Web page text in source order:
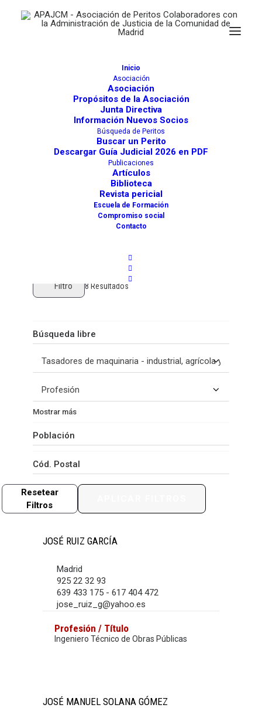
Inicio
Asociación
Asociación
Propósitos de la Asociación
Junta Directiva
Información Nuevos Socios
Búsqueda de Peritos
Buscar un Perito
Descargar Guía Judicial 2026 en PDF
Publicaciones
Artículos
Biblioteca
Revista pericial
Escuela de Formación
Compromiso social
Contacto
Tasadores de maquinaria -
industrial, agrícola y de obras
públicas
Buscar
Filtro 8 Resultados
Mostrar más
Resetear
Filtros
JOSÉ RUIZ GARCÍA
Madrid
925 22 32 93
639 433 175 - 617 404 472
jose_ruiz_g@yahoo.es
Profesión / Título
Ingeniero Técnico de Obras Públicas
JOSÉ MANUEL SOLANA GÓMEZ